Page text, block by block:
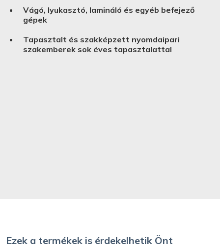
Vágó, lyukasztó, lamináló és egyéb befejező
gépek
Tapasztalt és szakképzett nyomdaipari
szakemberek sok éves tapasztalattal
Ezek a termékek is érdekelhetik Önt